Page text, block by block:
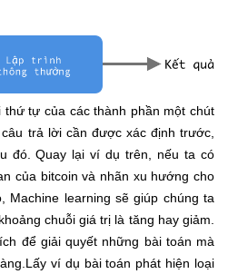
thứ tự của các thành phần một chút
trả lời cần được xác định trước,
đó. Quay lại ví dụ trên, nếu ta có
của bitcoin và nhãn xu hướng cho
Machine learning sẽ giúp chúng ta
chuỗi giá trị là tăng hay giảm.
để giải quyết những bài toán mà
ví dụ bài toán phát hiện loại